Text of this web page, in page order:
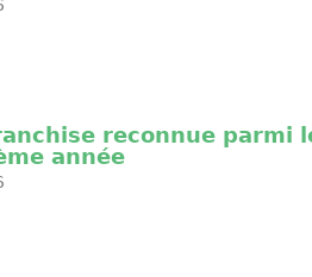
reconnue parmi
année